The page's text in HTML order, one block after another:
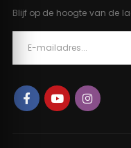
Blijf op de hoogte van de